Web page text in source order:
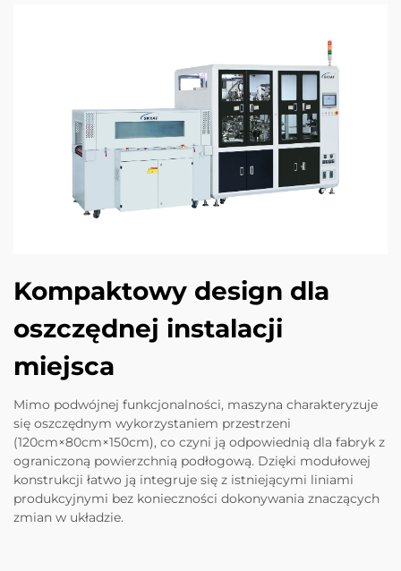
Kompaktowy design dla
oszczędnej instalacji
miejsca
Mimo podwójnej funkcjonalności, maszyna charakteryzuje
się oszczędnym wykorzystaniem przestrzeni
(120cm×80cm×150cm), co czyni ją odpowiednią dla fabryk z
ograniczoną powierzchnią podłogową. Dzięki modułowej
konstrukcji łatwo ją integruje się z istniejącymi liniami
produkcyjnymi bez konieczności dokonywania znaczących
zmian w układzie.